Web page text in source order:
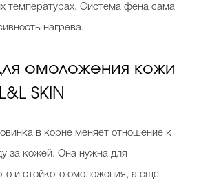
температурах. Система фена сама
нагрева.
омоложения кожи
SKIN
в корне меняет отношение к
за кожей. Она нужна для
и стойкого омоложения, а еще